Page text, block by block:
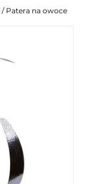
/ Patera na owoce